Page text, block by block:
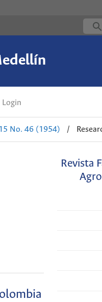
Login
No. 46 (1954) /
Revista